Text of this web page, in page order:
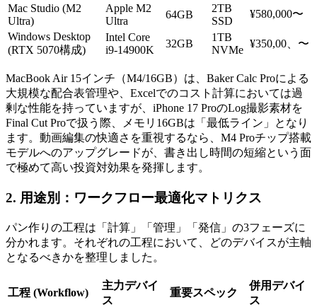
Mac Studio (M2
Ultra)
Apple M2
Ultra
64GB
2TB
SSD
¥580,000〜
Windows Desktop
(RTX 5070構成)
Intel Core
i9-14900K
32GB
1TB
NVMe
¥350,00、〜
MacBook Air 15インチ（M4/16GB）は、Baker Calc Proによる
大規模な配合表管理や、Excelでのコスト計算においては過
剰な性能を持っていますが、iPhone 17 ProのLog撮影素材を
Final Cut Proで扱う際、メモリ16GBは「最低ライン」となり
ます。動画編集の快適さを重視するなら、M4 Proチップ搭載
モデルへのアップグレードが、書き出し時間の短縮という面
で極めて高い投資対効果を発揮します。
2. 用途別：ワークフロー最適化マトリクス
パン作りの工程は「計算」「管理」「発信」の3フェーズに
分かれます。それぞれの工程において、どのデバイスが主軸
となるべきかを整理しました。
工程 (Workflow)
主力デバイ
ス
重要スペック
併用デバイ
ス